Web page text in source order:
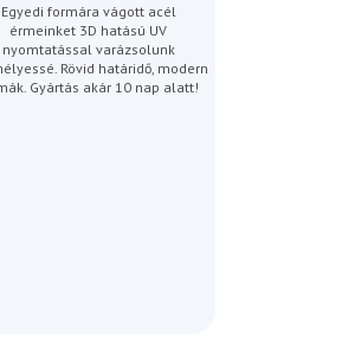
Egyedi formára vágott acél
érmeinket 3D hatású UV
nyomtatással varázsolunk
Rövid határidő, modern
Gyártás akár 10 nap alatt!